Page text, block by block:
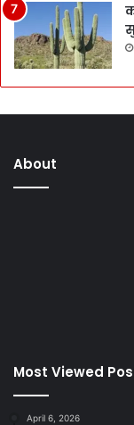
About
Most Viewed
April 6, 2026